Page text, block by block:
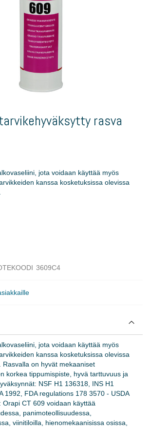
rasva
jota voidaan käyttää myös
kanssa kosketuksissa olevissa
3609C4
jota voidaan käyttää myös
kanssa kosketuksissa olevissa
Rasvalla on hyvät mekaaniset
korkea tippumispiste, hyvä tarttuvuus ja
NSF H1 136318, INS H1
1992, FDA regulations 178 3570 - USDA
Orapi CT 609 voidaan käyttää
panimoteollisuudessa,
viinitiloilla, hienomekaanisissa osissa,